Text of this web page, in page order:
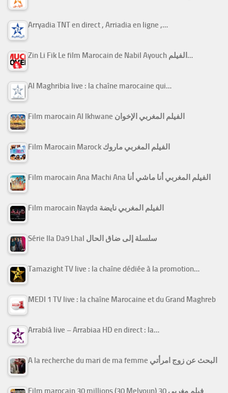
Arryadia TNT en direct , Arriadia en ligne ,…
Zin Li Fik Le film Marocain de Nabil Ayouch الفيلم…
Al Maghribia live : la chaîne marocaine qui…
Film marocain Al Ikhwane الفيلم المغربي الإخوان
Film Marocain Marock الفيلم المغربي ماروك
Film marocain Ana Machi Ana الفيلم المغربي أنا ماشي أنا
Film marocain Nayda الفيلم المغربي نايضة
Série Ila Da9 Lhal سلسلة إلى ضاق الحال
Tamazight TV live : la chaîne dédiée à la promotion…
MEDI 1 TV live : la chaîne Marocaine et du Grand Maghreb
Arrabiâ live – Arrabiaa HD en direct : la…
A la recherche du mari de ma femme البحث عن زوج امرأتي
Film marocain 30 millions (30 Melyoun) فيلم مغربي 30